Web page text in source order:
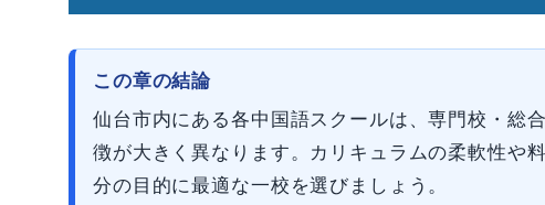
この章の結論
仙台市内にある各中国語スクールは、専門校・総
徴が大きく異なります。カリキュラムの柔軟性や
分の目的に最適な一校を選びましょう。